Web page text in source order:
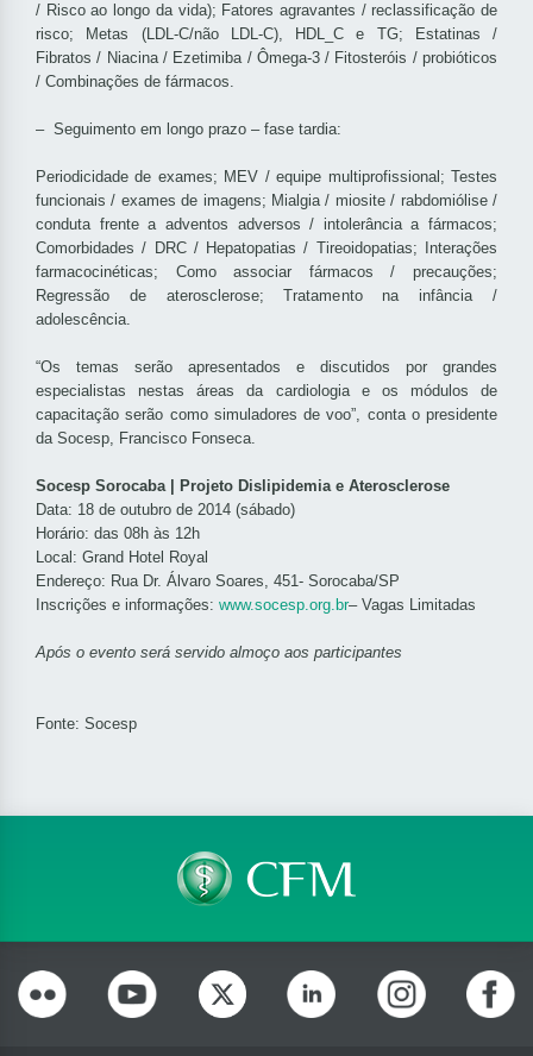
/ Risco ao longo da vida); Fatores agravantes / reclassificação de
risco; Metas (LDL-C/não LDL-C), HDL_C e TG; Estatinas /
Fibratos / Niacina / Ezetimiba / Ômega-3 / Fitosteróis / probióticos
/ Combinações de fármacos.
– Seguimento em longo prazo – fase tardia:
Periodicidade de exames; MEV / equipe multiprofissional; Testes
funcionais / exames de imagens; Mialgia / miosite / rabdomiólise /
conduta frente a adventos adversos / intolerância a fármacos;
Comorbidades / DRC / Hepatopatias / Tireoidopatias; Interações
farmacocinéticas; Como associar fármacos / precauções;
Regressão de aterosclerose; Tratamento na infância /
adolescência.
“Os temas serão apresentados e discutidos por grandes
especialistas nestas áreas da cardiologia e os módulos de
capacitação serão como simuladores de voo”, conta o presidente
da Socesp, Francisco Fonseca.
Socesp Sorocaba | Projeto Dislipidemia e Aterosclerose
Data: 18 de outubro de 2014 (sábado)
Horário: das 08h às 12h
Local: Grand Hotel Royal
Endereço: Rua Dr. Álvaro Soares, 451- Sorocaba/SP
Inscrições e informações: www.socesp.org.br– Vagas Limitadas
Após o evento será servido almoço aos participantes
Fonte: Socesp